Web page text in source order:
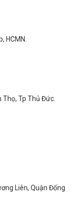
HCMN.
Thọ, Tp Thủ Đức.
Liên, Quận Đống